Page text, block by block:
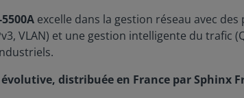
excelle dans la gestion réseau avec
VLAN) et une gestion intelligente du
distribuée en France par Sphinx